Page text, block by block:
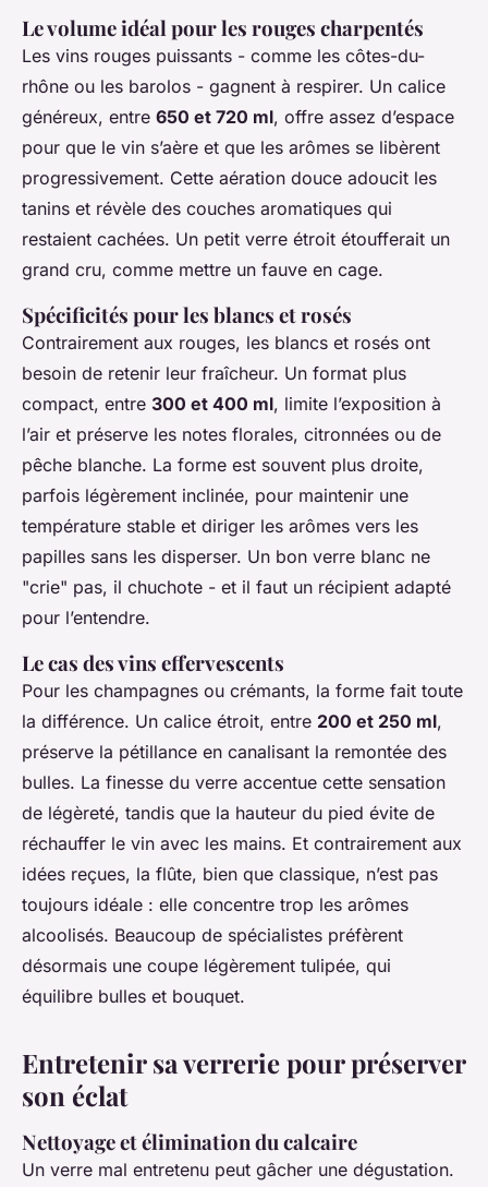
Le volume idéal pour les rouges charpentés
Les vins rouges puissants - comme les côtes-du-
rhône ou les barolos - gagnent à respirer. Un calice
généreux, entre 650 et 720 ml, offre assez d’espace
pour que le vin s’aère et que les arômes se libèrent
progressivement. Cette aération douce adoucit les
tanins et révèle des couches aromatiques qui
restaient cachées. Un petit verre étroit étoufferait un
grand cru, comme mettre un fauve en cage.
Spécificités pour les blancs et rosés
Contrairement aux rouges, les blancs et rosés ont
besoin de retenir leur fraîcheur. Un format plus
compact, entre 300 et 400 ml, limite l’exposition à
l’air et préserve les notes florales, citronnées ou de
pêche blanche. La forme est souvent plus droite,
parfois légèrement inclinée, pour maintenir une
température stable et diriger les arômes vers les
papilles sans les disperser. Un bon verre blanc ne
"crie" pas, il chuchote - et il faut un récipient adapté
pour l’entendre.
Le cas des vins effervescents
Pour les champagnes ou crémants, la forme fait toute
la différence. Un calice étroit, entre 200 et 250 ml,
préserve la pétillance en canalisant la remontée des
bulles. La finesse du verre accentue cette sensation
de légèreté, tandis que la hauteur du pied évite de
réchauffer le vin avec les mains. Et contrairement aux
idées reçues, la flûte, bien que classique, n’est pas
toujours idéale : elle concentre trop les arômes
alcoolisés. Beaucoup de spécialistes préfèrent
désormais une coupe légèrement tulipée, qui
équilibre bulles et bouquet.
Entretenir sa verrerie pour préserver
son éclat
Nettoyage et élimination du calcaire
Un verre mal entretenu peut gâcher une dégustation.